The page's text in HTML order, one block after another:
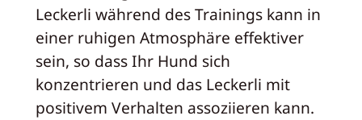
Leckerli während des Trainings kann in
einer ruhigen Atmosphäre effektiver
sein, so dass Ihr Hund sich
konzentrieren und das Leckerli mit
positivem Verhalten assoziieren kann.